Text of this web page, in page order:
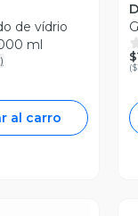
de vídrio
ml
)
al carro
(